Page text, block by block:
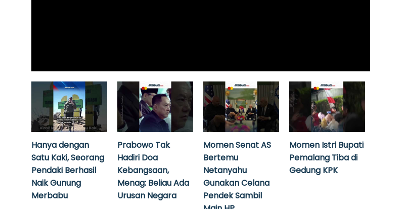
Hanya dengan
Satu Kaki, Seorang
Pendaki Berhasil
Naik Gunung
Merbabu
Prabowo Tak
Hadiri Doa
Kebangsaan,
Menag: Beliau Ada
Urusan Negara
Momen Senat AS
Bertemu
Netanyahu
Gunakan Celana
Pendek Sambil
Momen Istri Bupati
Pemalang Tiba di
Gedung KPK